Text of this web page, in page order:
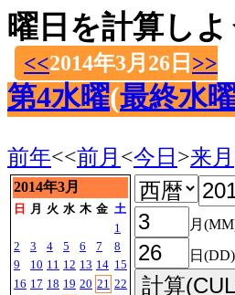
曜日を計算しよ
<<2014年3月26日 >>
第4水曜(最終水
前年<<前月 <今日 >来月
2014年3月
日 月 火 水 木 金 土
1
2
3 4 5 6 7
8
9
10 11 12 13 14 15
16 17 18 19 20 21 22
月
日(DD)